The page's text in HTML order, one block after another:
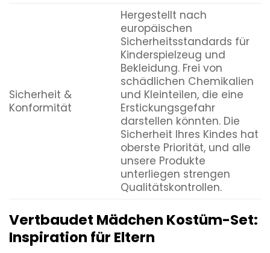
Sicherheit &
Konformität
Hergestellt nach
europäischen
Sicherheitsstandards für
Kinderspielzeug und
Bekleidung. Frei von
schädlichen Chemikalien
und Kleinteilen, die eine
Erstickungsgefahr
darstellen könnten. Die
Sicherheit Ihres Kindes hat
oberste Priorität, und alle
unsere Produkte
unterliegen strengen
Qualitätskontrollen.
Vertbaudet Mädchen Kostüm-Set:
Inspiration für Eltern